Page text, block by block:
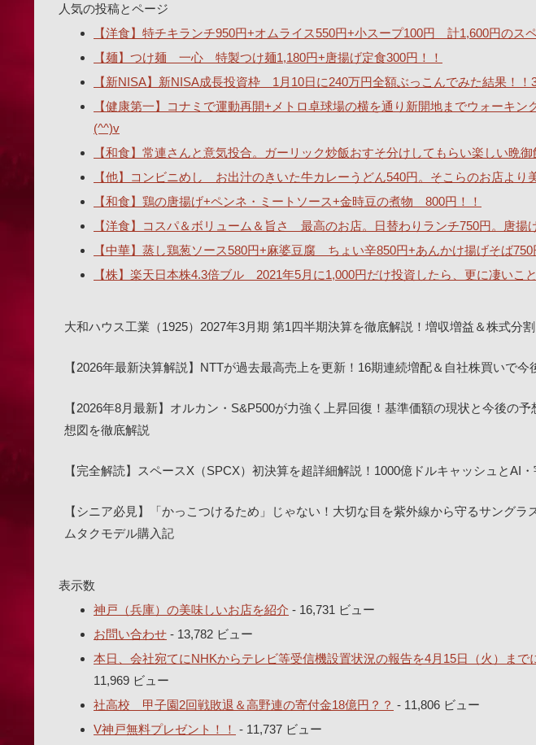
人気の投稿とページ
【洋食】特チキランチ950円+オムライス550円+小スープ100円 計1,600円のス
【麺】つけ麺 一心 特製つけ麺1,180円+唐揚げ定食300円！！
【新NISA】新NISA成長投資枠 1月10日に240万円全額ぶっこんでみた結果！！
【健康第一】コナミで運動再開+メトロ卓球場の横を通り新開地までウォーキン
(^^)v
【和食】常連さんと意気投合。ガーリック炒飯おすそ分けしてもらい楽しい晩
【他】コンビニめし お出汁のきいた牛カレーうどん540円。そこらのお店より
【和食】鶏の唐揚げ+ペンネ・ミートソース+金時豆の煮物 800円！！
【洋食】コスパ＆ボリューム＆旨さ 最高のお店。日替わりランチ750円。唐揚
【中華】蒸し鶏葱ソース580円+麻婆豆腐 ちょい辛850円+あんかけ揚げそば750
【株】楽天日本株4.3倍ブル 2021年5月に1,000円だけ投資したら、更に凄いこ
大和ハウス工業（1925）2027年3月期 第1四半期決算を徹底解説！増収増益＆株式分
【2026年最新決算解説】NTTが過去最高売上を更新！16期連続増配＆自社株買いで今
【2026年8月最新】オルカン・S&P500が力強く上昇回復！基準価額の現状と今後の
想図を徹底解説
【完全解読】スペースX（SPCX）初決算を超詳細解説！1000億ドルキャッシュとAI
【シニア必見】「かっこつけるため」じゃない！大切な目を紫外線から守るサング
ムタクモデル購入記
表示数
神戸（兵庫）の美味しいお店を紹介 - 16,731 ビュー
お問い合わせ - 13,782 ビュー
本日、会社宛てにNHKからテレビ等受信機設置状況の報告を4月15日（火）まで
11,969 ビュー
社高校 甲子園2回戦敗退＆高野連の寄付金18億円？？ - 11,806 ビュー
V神戸無料プレゼント！！ - 11,737 ビュー